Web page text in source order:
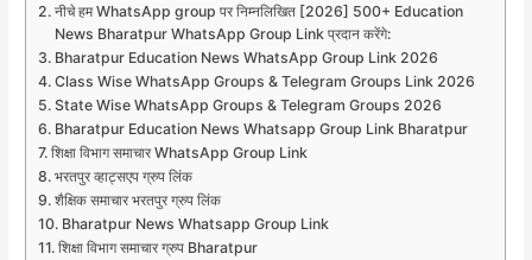
नीचे हम WhatsApp group पर निम्नलिखित [2026] 500+ Education
News Bharatpur WhatsApp Group Link प्रदान करेंगे:
Bharatpur Education News WhatsApp Group Link 2026
Class Wise WhatsApp Groups & Telegram Groups Link 2026
State Wise WhatsApp Groups & Telegram Groups 2026
Bharatpur Education News Whatsapp Group Link Bharatpur
शिक्षा विभाग समाचार WhatsApp Group Link
भरतपुर व्हाट्सएप ग्रुप लिंक
शैक्षिक समाचार भरतपुर ग्रुप लिंक
Bharatpur News Whatsapp Group Link
शिक्षा विभाग समाचार ग्रुप Bharatpur